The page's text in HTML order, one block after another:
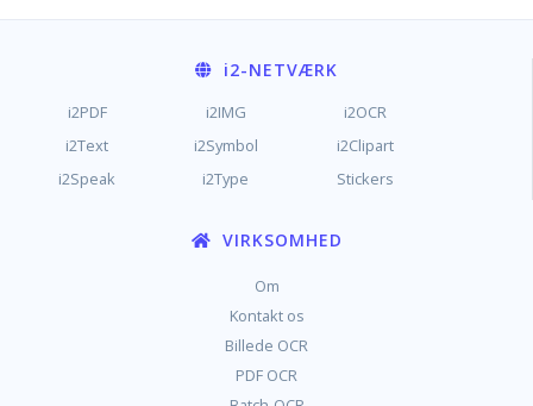
i2-NETVÆRK
i2PDF i2IMG
i2OCR
i2Text
i2Symbol
i2Clipart
i2Speak
i2Type Stickers
VIRKSOMHED
Om
Kontakt os
Billede OCR
PDF OCR